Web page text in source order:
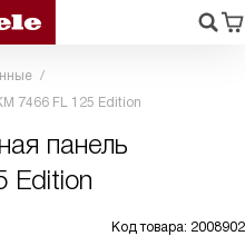
7466 FL 125 Edition
панель
Edition
Код товара: 2008902